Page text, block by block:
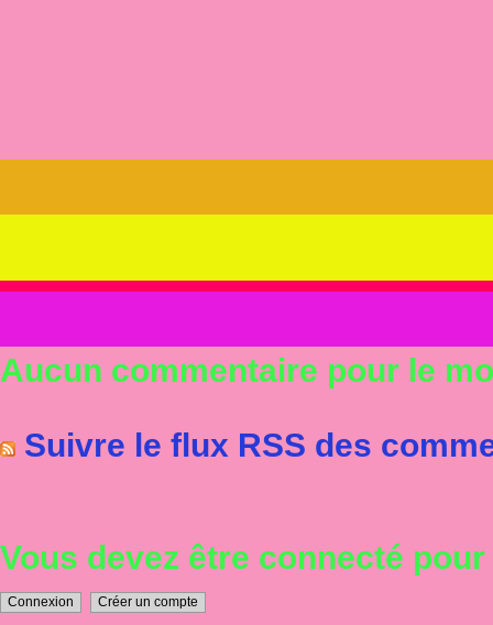
Aucun commentaire pour le
Suivre le flux RSS des
Vous devez être connecté